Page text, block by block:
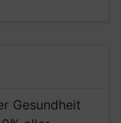
Gesundheit